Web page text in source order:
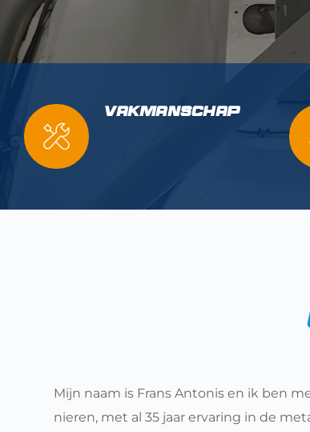
vakmanschap
Mijn naam is Frans Antonis en ik ben
nieren, met al 35 jaar ervaring in de